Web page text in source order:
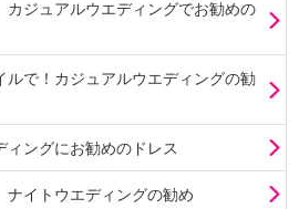
ジュアルウエディングでお勧めの
で！カジュアルウエディングの勧
ングにお勧めのドレス
イトウエディングの勧め